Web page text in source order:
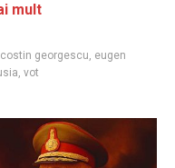
mult
costin georgescu, eugen
, vot